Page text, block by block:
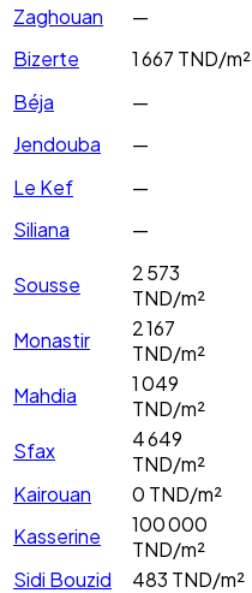
Zaghouan
—
Bizerte
1 667 TND/m²
Béja
—
Jendouba
—
Le Kef
—
Siliana
—
Sousse
2 573
TND/m²
Monastir
2 167
TND/m²
Mahdia
1 049
TND/m²
Sfax
4 649
TND/m²
Kairouan
0 TND/m²
Kasserine
100 000
TND/m²
Sidi Bouzid
483 TND/m²